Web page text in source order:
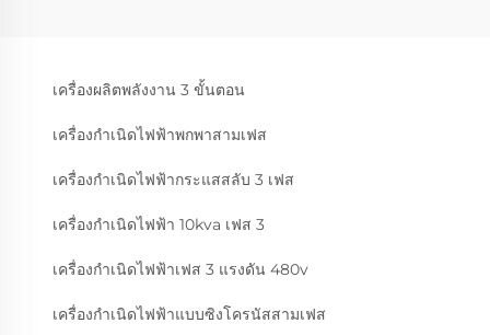
เครื่องผลิตพลังงาน 3 ขั้นตอน
เครื่องกำเนิดไฟฟ้าพกพาสามเฟส
เครื่องกำเนิดไฟฟ้ากระแสสลับ 3 เฟส
เครื่องกำเนิดไฟฟ้า 10kva เฟส 3
เครื่องกำเนิดไฟฟ้าเฟส 3 แรงดัน 480v
เครื่องกำเนิดไฟฟ้าแบบซิงโครนัสสามเฟส